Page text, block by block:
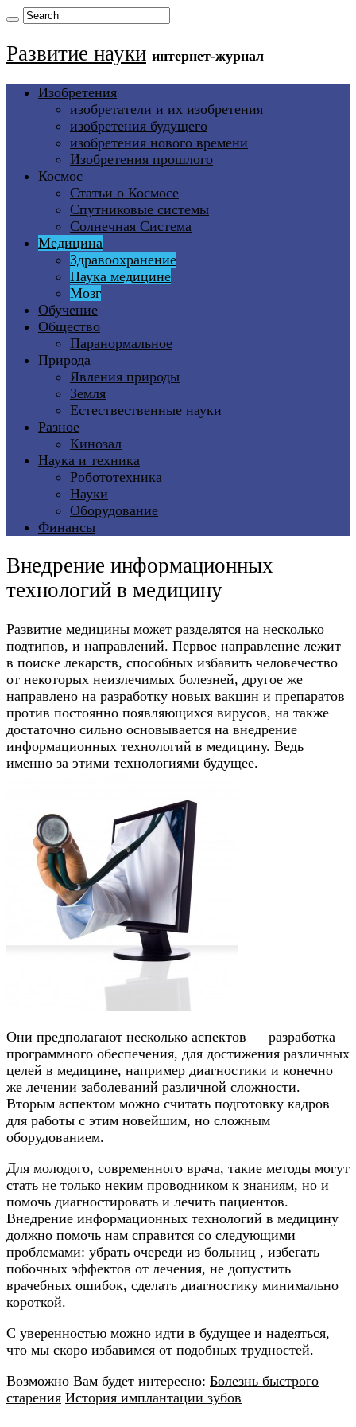
Развитие науки интернет-журнал
Изобретения
изобретатели и их изобретения
изобретения будущего
изобретения нового времени
Изобретения прошлого
Космос
Статьи о Космосе
Спутниковые системы
Солнечная Система
Медицина
Здравоохранение
Наука медицине
Мозг
Обучение
Общество
Паранормальное
Природа
Явления природы
Земля
Естествественные науки
Разное
Кинозал
Наука и техника
Робототехника
Науки
Оборудование
Финансы
Внедрение информационных
технологий в медицину
Развитие медицины может разделятся на несколько
подтипов, и направлений. Первое направление лежит
в поиске лекарств, способных избавить человечество
от некоторых неизлечимых болезней, другое же
направлено на разработку новых вакцин и препаратов
против постоянно появляющихся вирусов, на также
достаточно сильно основывается на внедрение
информационных технологий в медицину. Ведь
именно за этими технологиями будущее.
Они предполагают несколько аспектов — разработка
программного обеспечения, для достижения различных
целей в медицине, например диагностики и конечно
же лечении заболеваний различной сложности.
Вторым аспектом можно считать подготовку кадров
для работы с этим новейшим, но сложным
оборудованием.
Для молодого, современного врача, такие методы могут
стать не только неким проводником к знаниям, но и
помочь диагностировать и лечить пациентов.
Внедрение информационных технологий в медицину
должно помочь нам справится со следующими
проблемами: убрать очереди из больниц , избегать
побочных эффектов от лечения, не допустить
врачебных ошибок, сделать диагностику минимально
короткой.
С уверенностью можно идти в будущее и надеяться,
что мы скоро избавимся от подобных трудностей.
Возможно Вам будет интересно: Болезнь быстрого
старения История имплантации зубов